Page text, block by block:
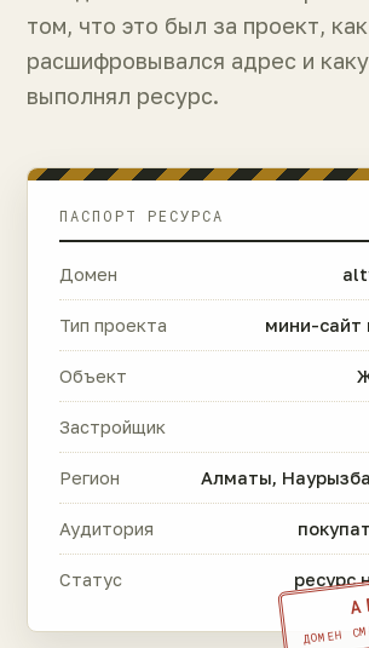
том, что это был за проект, как
расшифровывался адрес и
выполнял ресурс.
ПАСПОРТ РЕСУРСА
Домен
Тип проекта мини-сайт
Объект
Застройщик
Регион Алматы,
Аудитория
Статус ресурс
ДОМЕН